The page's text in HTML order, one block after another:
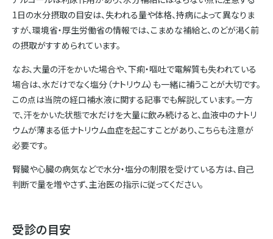
1日の水分摂取の目安は、失われる量や体格、持病によって異なりま
すが、環境省・厚生労働省の情報では、こまめな補給と、のどが渇く前
の摂取がすすめられています。
なお、大量の汗をかいた場合や、下痢・嘔吐で電解質も失われている
場合は、水だけでなく塩分（ナトリウム）も一緒に補うことが大切です。
この点は当院の経口補水液に関する記事でも解説しています。一方
で、汗をかいた状態で水だけを大量に飲み続けると、血液中のナトリ
ウムが薄まる低ナトリウム血症を起こすことがあり、こちらも注意が
必要です。
腎臓や心臓の病気などで水分・塩分の制限を受けている方は、自己
判断で量を増やさず、主治医の指示に従ってください。
受診の目安